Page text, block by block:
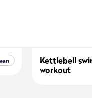
Kettlebell
workout